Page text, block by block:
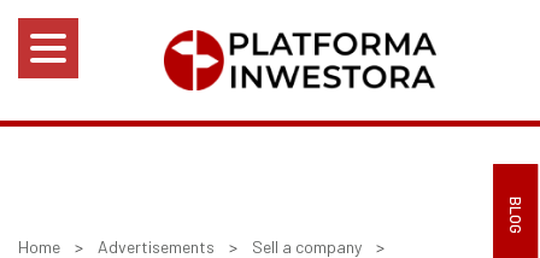
BLOG
Home > Advertisements > Sell a company >